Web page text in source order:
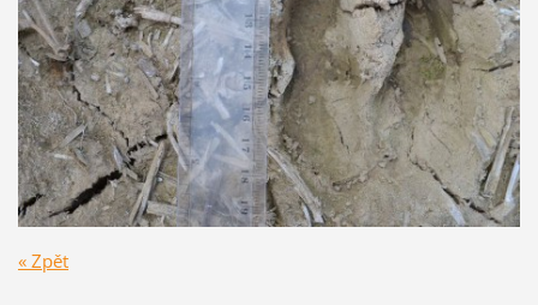
« Zpět